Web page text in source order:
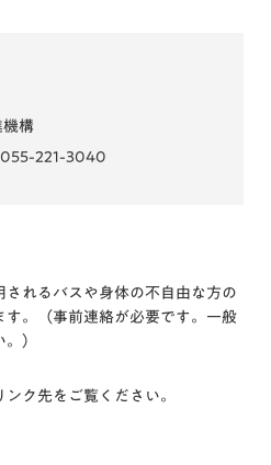
機構
221-3040
れるバスや身体の不自由な方の
す。（事前連絡が必要です。一般
）
ク先をご覧ください。